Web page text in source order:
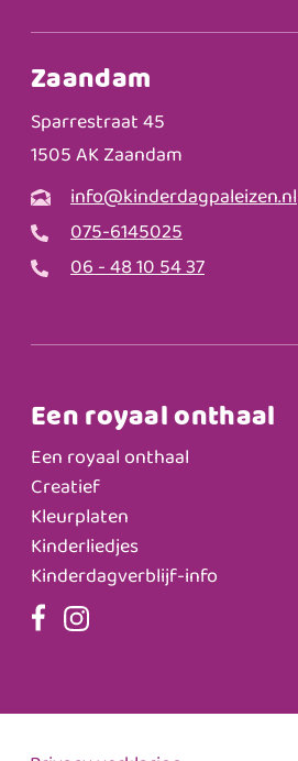
Zaandam
Sparrestraat 45
1505 AK Zaandam
info@kinderdagpaleizen.nl
075-6145025
06 - 48 10 54 37
Een royaal onthaal
Een royaal onthaal
Creatief
Kleurplaten
Kinderliedjes
Kinderdagverblijf-info